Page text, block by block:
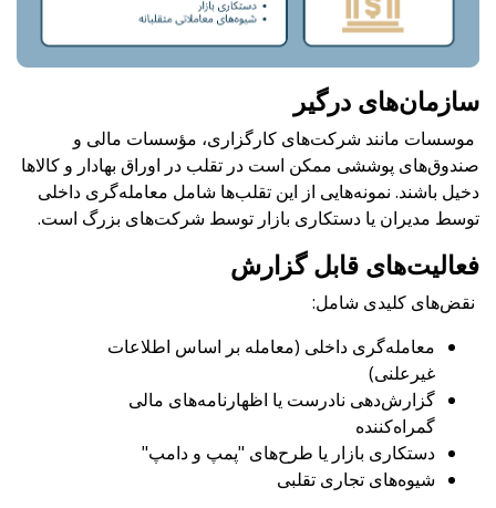
سازمان‌های درگیر
موسسات مانند شرکت‌های کارگزاری، مؤسسات مالی و
صندوق‌های پوششی ممکن است در تقلب در اوراق بهادار و کالاها
دخیل باشند. نمونه‌هایی از این تقلب‌ها شامل معامله‌گری داخلی
توسط مدیران یا دستکاری بازار توسط شرکت‌های بزرگ است.
فعالیت‌های قابل گزارش
نقض‌های کلیدی شامل:
معامله‌گری داخلی (معامله بر اساس اطلاعات
غیرعلنی)
گزارش‌دهی نادرست یا اظهارنامه‌های مالی
گمراه‌کننده
دستکاری بازار یا طرح‌های "پمپ و دامپ"
شیوه‌های تجاری تقلبی